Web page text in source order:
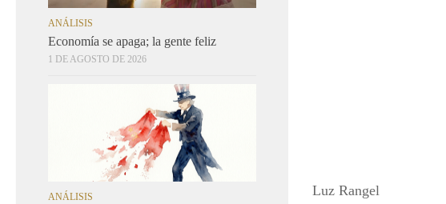
Luz Rangel
ANÁLISIS
Economía se apaga; la gente feliz
1 DE AGOSTO DE 2026
ANÁLISIS